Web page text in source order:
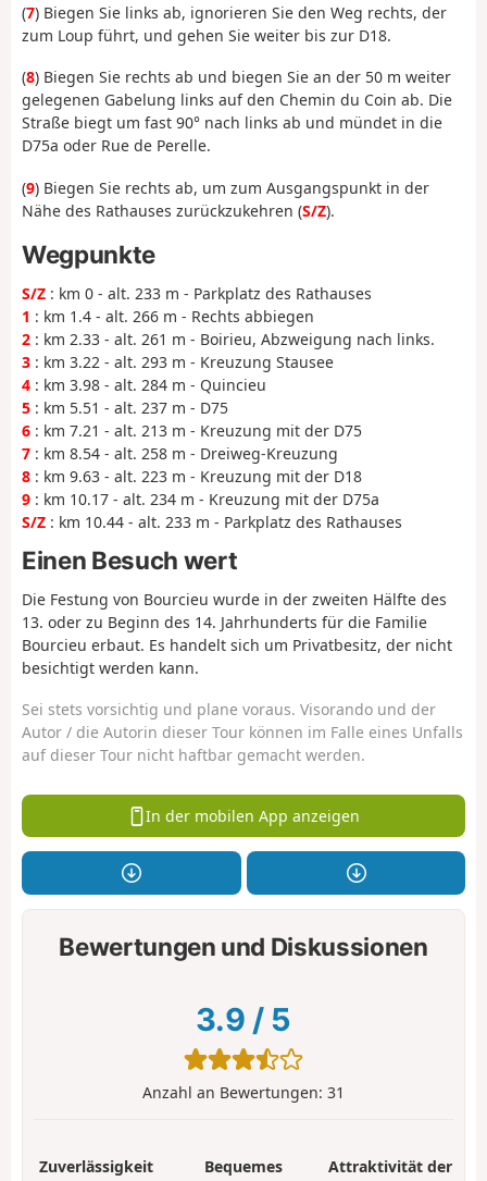
(7) Biegen Sie links ab, ignorieren Sie den Weg rechts, der
zum Loup führt, und gehen Sie weiter bis zur D18.
(8) Biegen Sie rechts ab und biegen Sie an der 50 m weiter
gelegenen Gabelung links auf den Chemin du Coin ab. Die
Straße biegt um fast 90° nach links ab und mündet in die
D75a oder Rue de Perelle.
(9) Biegen Sie rechts ab, um zum Ausgangspunkt in der
Nähe des Rathauses zurückzukehren (S/Z).
Wegpunkte
S/Z : km 0 - alt. 233 m - Parkplatz des Rathauses
1 : km 1.4 - alt. 266 m - Rechts abbiegen
2 : km 2.33 - alt. 261 m - Boirieu, Abzweigung nach links.
3 : km 3.22 - alt. 293 m - Kreuzung Stausee
4 : km 3.98 - alt. 284 m - Quincieu
5 : km 5.51 - alt. 237 m - D75
6 : km 7.21 - alt. 213 m - Kreuzung mit der D75
7 : km 8.54 - alt. 258 m - Dreiweg-Kreuzung
8 : km 9.63 - alt. 223 m - Kreuzung mit der D18
9 : km 10.17 - alt. 234 m - Kreuzung mit der D75a
S/Z : km 10.44 - alt. 233 m - Parkplatz des Rathauses
Einen Besuch wert
Die Festung von Bourcieu wurde in der zweiten Hälfte des
13. oder zu Beginn des 14. Jahrhunderts für die Familie
Bourcieu erbaut. Es handelt sich um Privatbesitz, der nicht
besichtigt werden kann.
Sei stets vorsichtig und plane voraus. Visorando und der
Autor / die Autorin dieser Tour können im Falle eines Unfalls
auf dieser Tour nicht haftbar gemacht werden.
In der mobilen App anzeigen
Bewertungen und Diskussionen
3.9 / 5
Anzahl an Bewertungen: 31
Zuverlässigkeit
Bequemes
Attraktivität der